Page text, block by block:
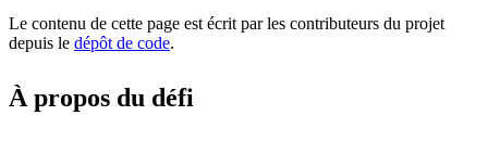
Le contenu de cette page est écrit par les contributeurs du projet
depuis le dépôt de code.
À propos du défi